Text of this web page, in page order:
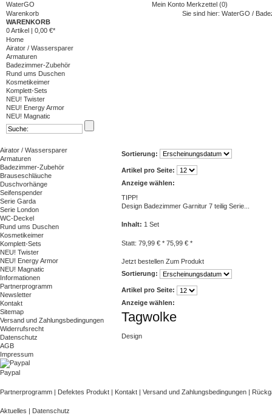
WaterGO Mein Konto Merkzettel (0)
Warenkorb
WARENKORB
0 Artikel | 0,00 €*
Home
Airator / Wassersparer
Armaturen
Badezimmer-Zubehör
Rund ums Duschen
Kosmetikeimer
Komplett-Sets
NEU! Twister
NEU! Energy Armor
NEU! Magnatic
Sie sind hier: WaterGO /
Airator / Wassersparer
Armaturen
Badezimmer-Zubehör
Brauseschläuche
Duschvorhänge
Seifenspender
Serie Garda
Serie London
WC-Deckel
Rund ums Duschen
Kosmetikeimer
Komplett-Sets
NEU! Twister
NEU! Energy Armor
NEU! Magnatic
Informationen
Partnerprogramm
Newsletter
Kontakt
Sitemap
Versand und Zahlungsbedingungen
Widerrufsrecht
Datenschutz
AGB
Impressum
Paypal
Sortierung:
Artikel pro Seite:
Anzeige wählen:
TIPP!
Design Badezimmer Garnitur 7 teilig Serie...
Inhalt: 1 Set
Statt: 79,99 € * 75,99 € *
Jetzt bestellen Zum Produkt
Sortierung:
Artikel pro Seite:
Anzeige wählen:
Tagwolke
Design
Partnerprogramm | Defektes Produkt | Kontakt | Versand und Zahlungsbedingungen |
Aktuelles | Datenschutz